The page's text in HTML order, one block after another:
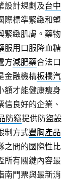
設計規劃及台中
際標準緊緻和塑
緊緻肌膚。藥物
服用口服降血糖
方減肥藥合法口
金融機構板橋汽
額才能健康瘦身
信良好的企業、
防竊提供防盜設
制方式豐胸產品
之間的國際性比
所有關鍵內容最
南門票與最新消